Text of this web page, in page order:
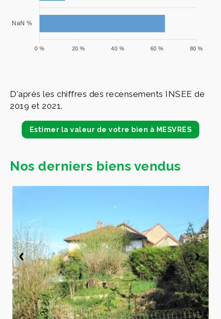
NaN %
80 %
60 %
40 %
20 %
0 %
D'après les chiffres des recensements INSEE de
2019 et 2021.
Estimer la valeur de votre bien à MESVRES
Nos derniers biens vendus